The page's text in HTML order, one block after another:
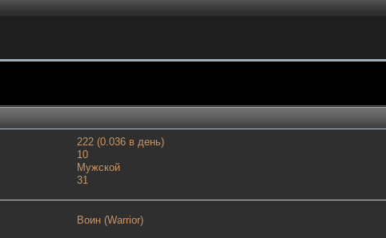
222 (0.036 в день)
10
Мужской
31
Воин (Warrior)